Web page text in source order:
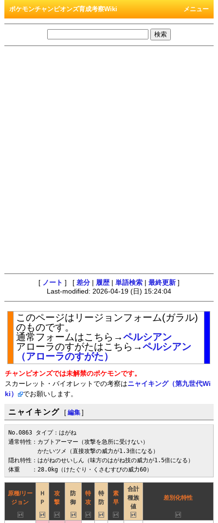
メニュー
ポケモンチャンピオンズ育成考察Wiki
[ ノート ] [ 差分 履歴 単語検索 最終更新 ]
Last-modified: 2026-04-19 (日) 15:24:04
このページはリージョンフォーム(ガラル)
のものです。
通常フォームはこちら→ペルシアン
アローラのすがたはこちら→ペルシアン
（アローラのすがた）
チャンピオンズでは未解禁のポケモンです。
スカーレット・バイオレットでの考察はニャイキング（第九世代Wi
ki）
でお願いします。
ニャイキング [ 編集 ]
No.0863 タイプ：はがね
通常特性：カブトアーマー（攻撃を急所に受けない）
かたいツメ（直接攻撃の威力が1.3倍になる）
隠れ特性：はがねのせいしん（味方のはがね技の威力が1.5倍になる）
体重　　：28.0kg（けたぐり・くさむすびの威力60）
原種/リー
ジョン
Ｈ
Ｐ
攻
撃
防
御
特
攻
特
防
素
早
合計
種族
値
差別化特性